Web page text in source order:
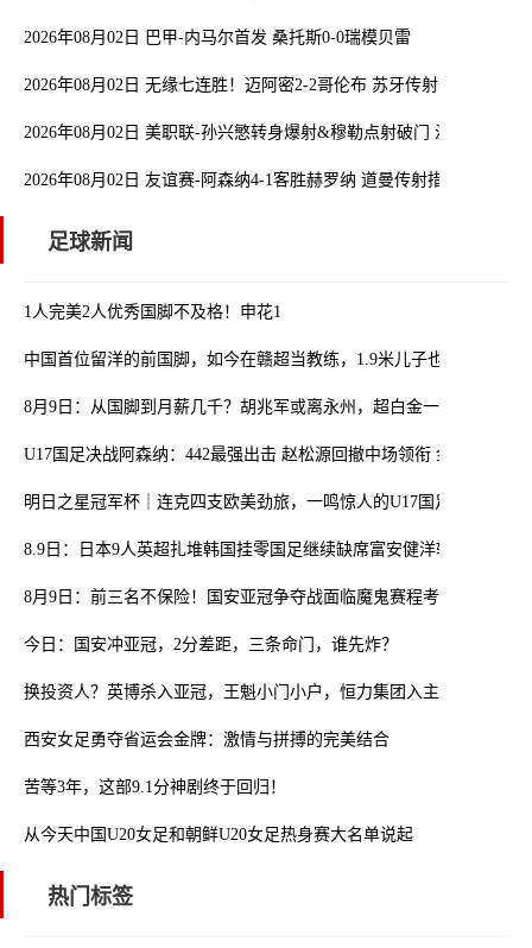
2026年08月02日 巴甲-内马尔首发 桑托斯0-0瑞模贝雷
2026年08月02日 无缘七连胜！迈阿密2-2哥伦布 苏牙传射卡塞米罗乌
2026年08月02日 美职联-孙兴慜转身爆射&穆勒点射破门 温哥华白浪
2026年08月02日 友谊赛-阿森纳4-1客胜赫罗纳 道曼传射措利斯破门
足球新闻
1人完美2人优秀国脚不及格！申花1
中国首位留洋的前国脚，如今在赣超当教练，1.9米儿子也选足球路
8月9日：从国脚到月薪几千？胡兆军或离永州，超白金一代路在何方
U17国足决战阿森纳：442最强出击 赵松源回撤中场领衔 金冠成冲锋
明日之星冠军杯｜连克四支欧美劲旅，一鸣惊人的U17国足在上海收
8.9日：日本9人英超扎堆韩国挂零国足继续缺席富安健洋转投水晶宫
8月9日：前三名不保险！国安亚冠争夺战面临魔鬼赛程考验
今日：国安冲亚冠，2分差距，三条命门，谁先炸？
换投资人？英博杀入亚冠，王魁小门小户，恒力集团入主英博？
西安女足勇夺省运会金牌：激情与拼搏的完美结合
苦等3年，这部9.1分神剧终于回归！
从今天中国U20女足和朝鲜U20女足热身赛大名单说起
热门标签